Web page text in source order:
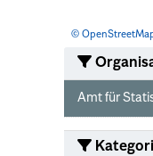
©
Amt für